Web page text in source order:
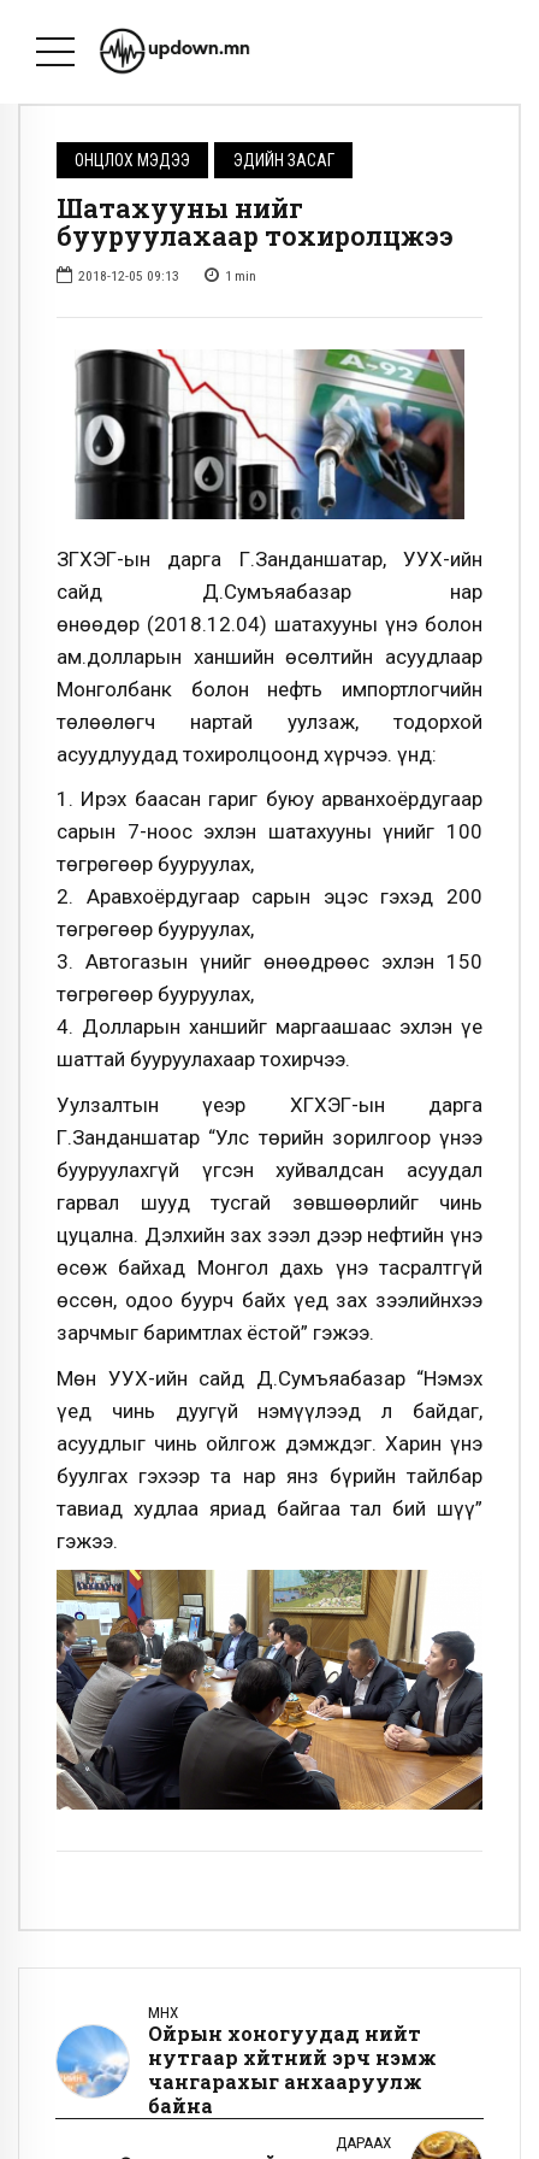
ОНЦЛОХ МЭДЭЭ ЭДИЙН ЗАСАГ
​Шатахууны үнийг
бууруулахаар тохиролцжээ
2018-12-05 09:13 1 min
ЗГХЭГ-ын дарга Г.Занданшатар, УУХҮ-ийн
сайд Д.Сумъяабазар нар
өнөөдөр (2018.12.04) шатахууны үнэ болон
ам.долларын ханшийн өсөлтийн асуудлаар
Монголбанк болон нефть импортлогчийн
төлөөлөгч нартай уулзаж, тодорхой
асуудлуудад тохиролцоонд хүрчээ. Үүнд:
1. Ирэх баасан гариг буюу арванхоёрдугаар
сарын 7-ноос эхлэн шатахууны үнийг 100
төгрөгөөр бууруулах,
2. Аравхоёрдугаар сарын эцэс гэхэд 200
төгрөгөөр бууруулах,
3. Автогазын үнийг өнөөдрөөс эхлэн 150
төгрөгөөр бууруулах,
4. Долларын ханшийг маргаашаас эхлэн үе
шаттай бууруулахаар тохирчээ.
Уулзалтын үеэр ХГХЭГ-ын дарга
Г.Занданшатар “Улс төрийн зорилгоор үнээ
бууруулахгүй үгсэн хуйвалдсан асуудал
гарвал шууд тусгай зөвшөөрлийг чинь
цуцална. Дэлхийн зах зээл дээр нефтийн үнэ
өсөж байхад Монгол дахь үнэ тасралтгүй
өссөн, одоо буурч байх үед зах зээлийнхээ
зарчмыг баримтлах ёстой” гэжээ.
Мөн УУХҮ-ийн сайд Д.Сумъяабазар “Нэмэх
үед чинь дуугүй нэмүүлээд л байдаг,
асуудлыг чинь ойлгож дэмждэг. Харин үнэ
буулгах гэхээр та нар янз бүрийн тайлбар
тавиад худлаа яриад байгаа тал бий шүү”
гэжээ.
ӨМНӨХ
Ойрын хоногуудад нийт
нутгаар хүйтний эрч нэмж
чангарахыг анхааруулж
байна
ДАРААХ